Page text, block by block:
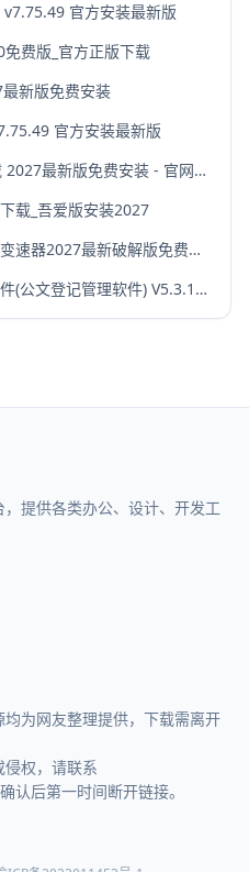
官方安装最新版
费版_官方正版下载
新版免费安装
官方安装最新版
OpenSpeedy官方正版下载 2027最新版免费安装 - 官网下载
载_吾爱版安装2027
A变速器v2027.0229下载-A变速器2027最新破解版免费下载
腾飞公文登记处理自动化软件(公文登记管理软件) V5.3.1022 免费安装版
提供各类办公、设计、开发工
为网友整理提供，下载需离开
权，请联系
认后第一时间断开链接。